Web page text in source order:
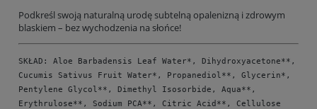
Podkreśl swoją naturalną urodę subtelną opalenizną i zdrowym
blaskiem – bez wychodzenia na słońce!
SKŁAD: Aloe Barbadensis Leaf Water*, Dihydroxyacetone**,
Cucumis Sativus Fruit Water*, Propanediol**, Glycerin*,
Pentylene Glycol**, Dimethyl Isosorbide, Aqua**,
Erythrulose**, Sodium PCA**, Citric Acid**, Cellulose